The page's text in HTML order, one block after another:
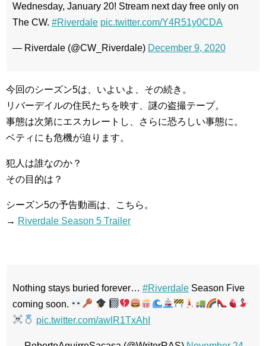
Wednesday, January 20! Stream next day free only on
The CW. #Riverdale pic.twitter.com/Y4R51y0CDA
— Riverdale (@CW_Riverdale) December 9, 2020
今回のシーズン5は、いよいよ、その続き。
リバーデイルの住民たちを映す、謎の盗撮テープ。
事態は次第にエスカレートし、さらに恐ろしい事態に。
ベティにも危機が迫ります。
犯人は誰なのか？
その目的は？
シーズン5の予告動画は、こちら。
→ Riverdale Season 5 Trailer
Nothing stays buried forever… #Riverdale Season Five
coming soon.
pic.twitter.com/awlR1TxAhI